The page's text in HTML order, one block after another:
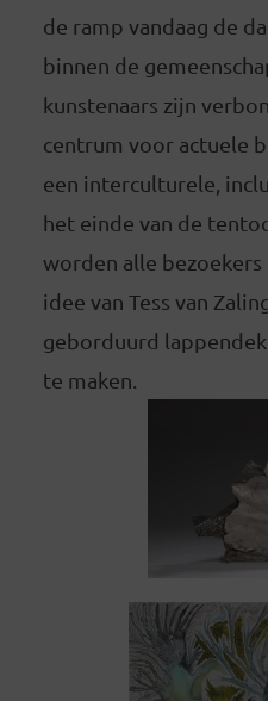
de ramp vandaag de
binnen de
kunstenaars zijn
centrum voor actuele
een interculturele,
het einde van de
worden alle
idee van Tess van
geborduurd
te maken.